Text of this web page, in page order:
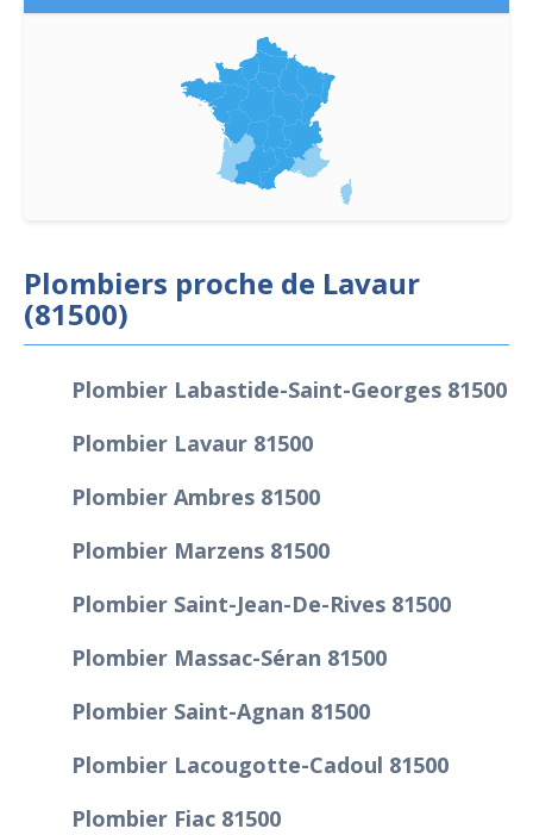
Plombiers proche de Lavaur
(81500)
Plombier Labastide-Saint-Georges 81500
Plombier Lavaur 81500
Plombier Ambres 81500
Plombier Marzens 81500
Plombier Saint-Jean-De-Rives 81500
Plombier Massac-Séran 81500
Plombier Saint-Agnan 81500
Plombier Lacougotte-Cadoul 81500
Plombier Fiac 81500